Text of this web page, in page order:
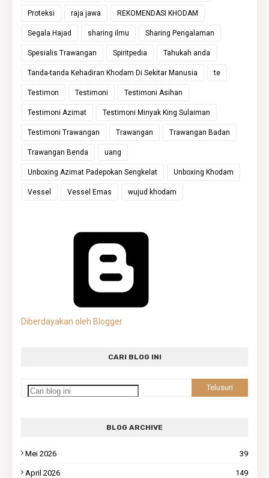
Proteksi raja jawa REKOMENDASI KHODAM
Segala Hajad sharing ilmu Sharing Pengalaman
Spesialis Trawangan Spiritpedia Tahukah anda
Tanda-tanda Kehadiran Khodam Di Sekitar Manusia te
Testimon Testimoni Testimoni Asihan
Testimoni Azimat Testimoni Minyak King Sulaiman
Testimoni Trawangan Trawangan Trawangan Badan
Trawangan Benda uang
Unboxing Azimat Padepokan Sengkelat Unboxing Khodam
Vessel Vessel Emas wujud khodam
Diberdayakan oleh Blogger
CARI BLOG INI
BLOG ARCHIVE
Mei 2026 39
April 2026 149